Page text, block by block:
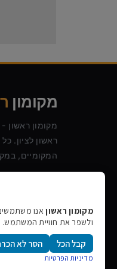
מקומון
מקומון
ראשון לציון.
המקומיים,
©
2026 מקומון
מקומון ראשוןאנו
ולשפר את חוויית המשתמש.
קבל הכל הסר לא
מדיניות הפרטיות
גלילה
לראש